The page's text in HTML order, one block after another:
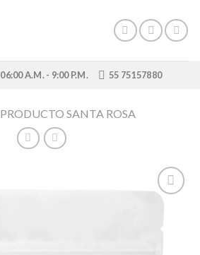
06:00 A.M. - 9:00 P.M. 55 75157880
PRODUCTO SANTA ROSA
lista de